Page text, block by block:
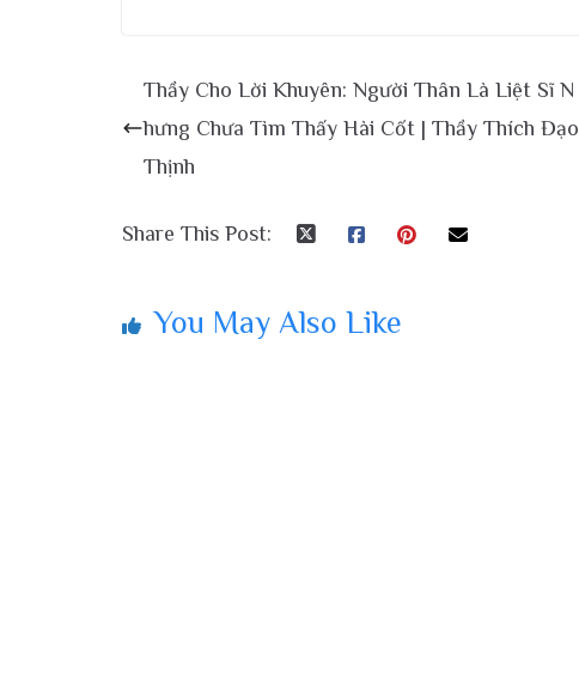
Thầy Cho Lời Khuyên: Người Thân Là Liệt Sĩ N
hưng Chưa Tìm Thấy Hài Cốt | Thầy Thích Đạo
Thịnh
Share This Post:
You May Also Like